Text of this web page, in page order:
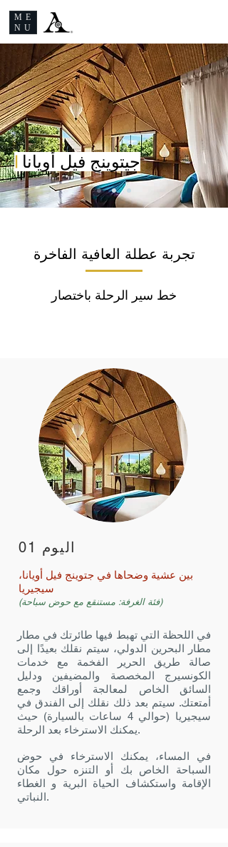
ME
NU
| جيتوينج فيل أويانا
خط سير الرحلة باختصار
تجربة عطلة العافية الفاخرة
اليوم 01
بين عشية وضحاها في جتوينج فيل أويانا،
سيجيريا
(فئة الغرفة: مستنقع مع حوض سباحة)
في اللحظة التي تهبط فيها طائرتك في مطار
مطار البحرين الدولي، سيتم نقلك بعيدًا إلى
صالة طريق الحرير الفخمة مع خدمات
الكونسيرج المخصصة والمضيفين ودليل
السائق الخاص لمعالجة أوراقك وجمع
أمتعتك. سيتم بعد ذلك نقلك إلى الفندق في
سيجيريا (حوالي 4 ساعات بالسيارة) حيث
يمكنك الاسترخاء بعد الرحلة.
في المساء، يمكنك الاسترخاء في حوض
السباحة الخاص بك أو التنزه حول مكان
الإقامة واستكشاف الحياة البرية و الغطاء
النباتي.